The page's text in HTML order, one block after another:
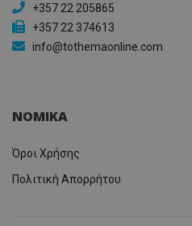
+357 22 205865
+357 22 374613
info@tothemaonline.com
ΝΟΜΙΚΑ
Όροι Χρήσης
Πολιτική Απορρήτου